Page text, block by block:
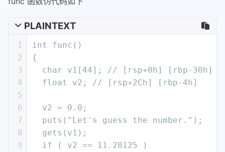
PLAINTEXT
1
2
3
4
5
6
7
8
9
int func()
{
char v1[44]; // [rsp+0h] [rbp-30h]
  float v2; // [rsp+2Ch] [rbp-4h]
  v2 = 0.0;
  puts("Let's guess the number.");
  gets(v1);
  if ( v2 == 11.28125 )